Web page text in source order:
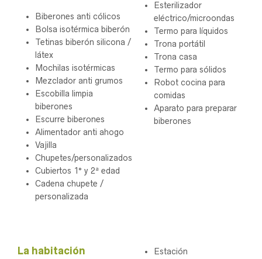
Biberones anti cólicos
Bolsa isotérmica biberón
Tetinas biberón silicona /
látex
Mochilas isotérmicas
Mezclador anti grumos
Escobilla limpia
biberones
Escurre biberones
Alimentador anti ahogo
Vajilla
Chupetes/personalizados
Cubiertos 1° y 2ª edad
Cadena chupete /
personalizada
Esterilizador
eléctrico/microondas
Termo para líquidos
Trona portátil
Trona casa
Termo para sólidos
Robot cocina para
comidas
Aparato para preparar
biberones
La habitación
Estación